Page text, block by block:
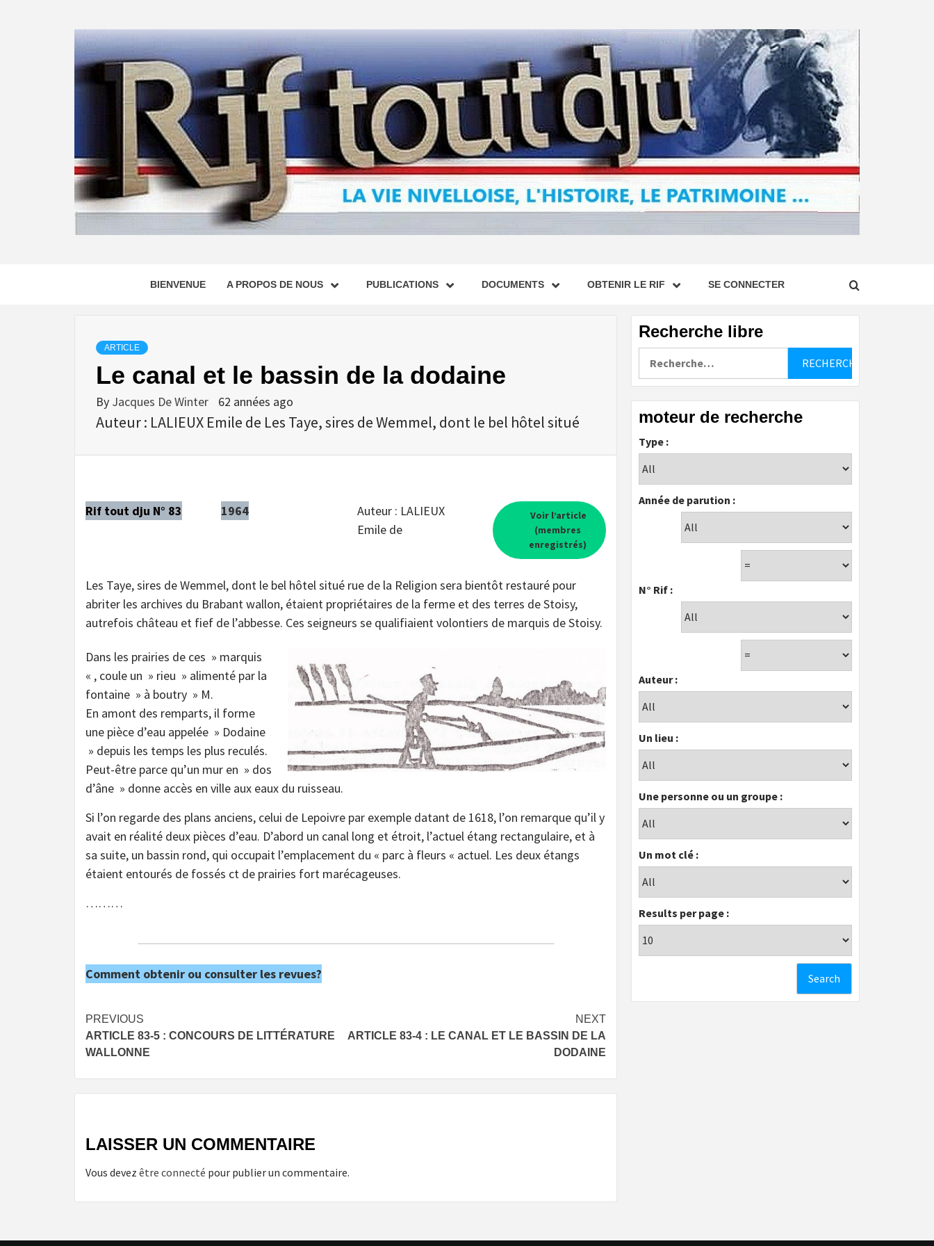
BIENVENUE A PROPOS DE NOUS PUBLICATIONS DOCUMENTS OBTENIR LE RIF SE CONNECTER
ARTICLE
Le canal et le bassin de la dodaine
By Jacques De Winter 62 années ago
Auteur : LALIEUX Emile de Les Taye, sires de Wemmel, dont le bel hôtel situé
Rif tout dju N° 83 1964
Auteur : LALIEUX
Emile de
Voir l’article
(membres
enregistrés)
Les Taye, sires de Wemmel, dont le bel hôtel situé rue de la Religion sera bientôt restauré pour
abriter les archives du Brabant wallon, étaient propriétaires de la ferme et des terres de Stoisy,
autrefois château et fief de l’abbesse. Ces seigneurs se qualifiaient volontiers de marquis de Stoisy.
Dans les prairies de ces » marquis
« , coule un » rieu » alimenté par la
fontaine » à boutry » M.
En amont des remparts, il forme
une pièce d’eau appelée » Dodaine
» depuis les temps les plus reculés.
Peut-être parce qu’un mur en » dos
d’âne » donne accès en ville aux eaux du ruisseau.
Si l’on regarde des plans anciens, celui de Lepoivre par exemple datant de 1618, l’on remarque qu’il y
avait en réalité deux pièces d’eau. D’abord un canal long et étroit, l’actuel étang rectangulaire, et à
sa suite, un bassin rond, qui occupait l’emplacement du « parc à fleurs « actuel. Les deux étangs
étaient entourés de fossés ct de prairies fort marécageuses.
………
Comment obtenir ou consulter les revues?
Post
navigation
PREVIOUS
ARTICLE 83-5 : CONCOURS DE LITTÉRATURE
WALLONNE
NEXT
ARTICLE 83-4 : LE CANAL ET LE BASSIN DE LA
DODAINE
LAISSER UN COMMENTAIRE
Vous devez être connecté pour publier un commentaire.
Recherche libre
moteur de recherche
Type :
Année de parution :
N° Rif :
Auteur :
Un lieu :
Une personne ou un groupe :
Un mot clé :
Results per page :